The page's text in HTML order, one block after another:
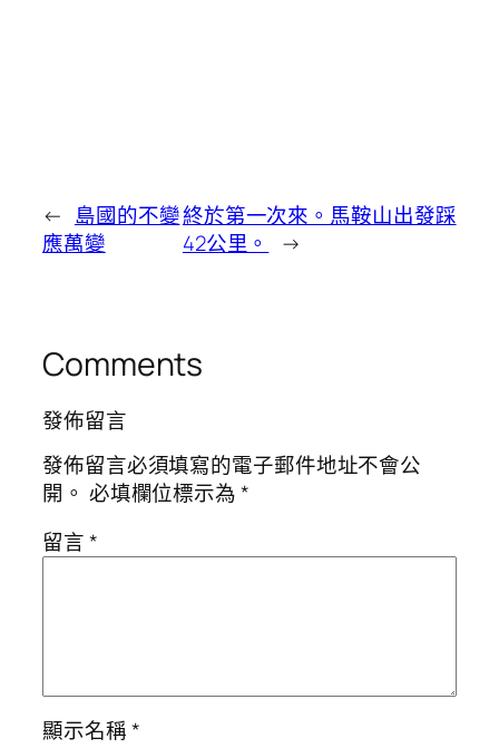
← 島國的不變
應萬變
終於第一次來。馬鞍山出發踩
42公里。
→
Comments
發佈留言
發佈留言必須填寫的電子郵件地址不會公
開。 必填欄位標示為*
留言*
顯示名稱*